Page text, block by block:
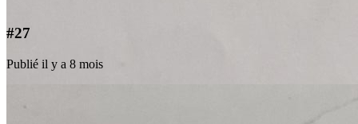
#27
Publié il y a 8 mois